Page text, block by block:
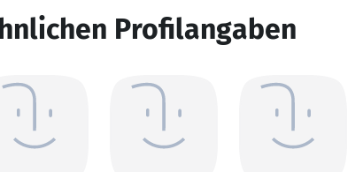
Profilangaben